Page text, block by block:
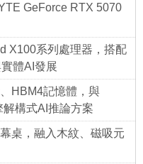
GeForce RTX 5070
X100系列處理器，搭配
體AI發展
HBM4記憶體，與
構式AI推論方案
桌，融入木紋、磁吸元